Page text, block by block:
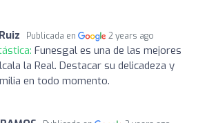
Publicada en 2 years ago
Funesgal es una de las mejores
la Real. Destacar su delicadeza y
en todo momento.